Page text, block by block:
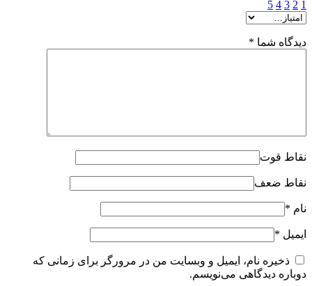
1
2
3
4
5
دیدگاه شما *
نقاط قوت
نقاط ضعف
نام *
ایمیل *
ذخیره نام، ایمیل و وبسایت من در مرورگر برای زمانی که
دوباره دیدگاهی می‌نویسم.